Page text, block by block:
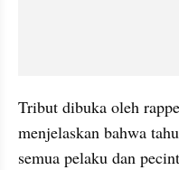
Tribut dibuka oleh
menjelaskan bahwa
semua pelaku dan